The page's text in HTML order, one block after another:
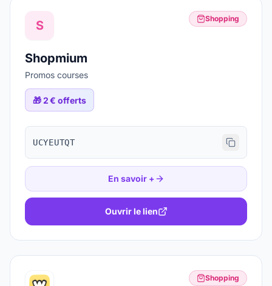
S Shopping
Shopmium
Promos courses
🎁2 € offerts
UCYEUTQT
En savoir +
Ouvrir le lien
Shopping